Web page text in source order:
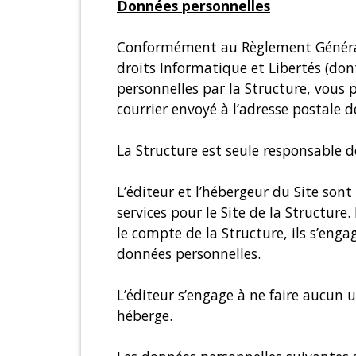
Données personnelles
Conformément au Règlement
droits Informatique et Libertés
personnelles par la Structure,
courrier envoyé à l’adresse
La Structure est seule responsable
L’éditeur et l’hébergeur du Site
services pour le Site de la
le compte de la Structure, ils
données personnelles.
L’éditeur s’engage à ne faire
héberge.